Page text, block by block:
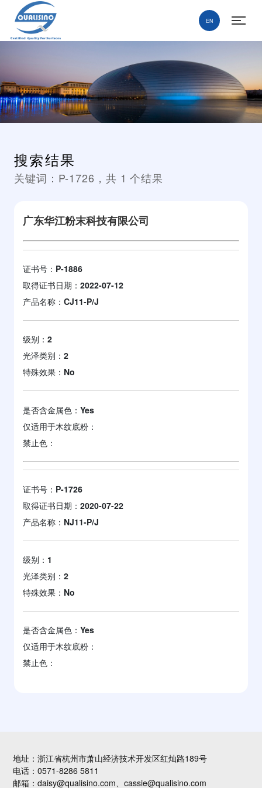
EN
搜索结果
关键词： P-1726 ，共 1 个结果
广东华江粉末科技有限公司
证书号： P-1886
取得证书日期： 2022-07-12
产品名称： CJ11-P/J
级别： 2
光泽类别： 2
特殊效果： No
是否含金属色： Yes
仅适用于木纹底粉：
禁止色：
证书号： P-1726
取得证书日期： 2020-07-22
产品名称： NJ11-P/J
级别： 1
光泽类别： 2
特殊效果： No
是否含金属色： Yes
仅适用于木纹底粉：
禁止色：
地址：浙江省杭州市萧山经济技术开发区红灿路189号
电话：0571-8286 5811
邮箱：daisy@qualisino.com、cassie@qualisino.com